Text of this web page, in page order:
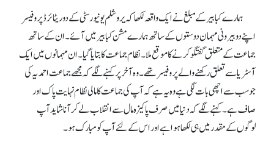
ہمارے کبابیر کے مبلغ نے ایک واقعہ لکھا کہ یروشلم یونیورسٹی کے دو ریٹائرڈ پروفیسر
اپنے دو بیرونی مہمان دوستوں کے ساتھ ہمارے مشن کبابیر میں آئے۔ ان کے ساتھ
جماعت کے متعلق گفتگو کرنے کا موقع ملا۔ نظام جماعت کا بتایا گیا۔ ان مہمانوں میں ایک
آسٹریا سے تعلق رکھنے والے پروفیسر تھے۔ وہ آخر پر کہنے لگے کہ مجھے جماعت احمدیہ کی
جو سب سے اچھی بات لگی ہے وہ یہ ہے کہ آپ کی جماعت کا مالی نظام نہایت پاک اور
صاف ہے۔ کہنے لگے کہ دنیا میں صرف پاکیزہ مال سے انقلاب لے کر آنا شاید آپ
لوگوں کے مقدر میں ہی لکھا ہوا ہے اور اس کے لئے آپ کو مبارک ہو۔